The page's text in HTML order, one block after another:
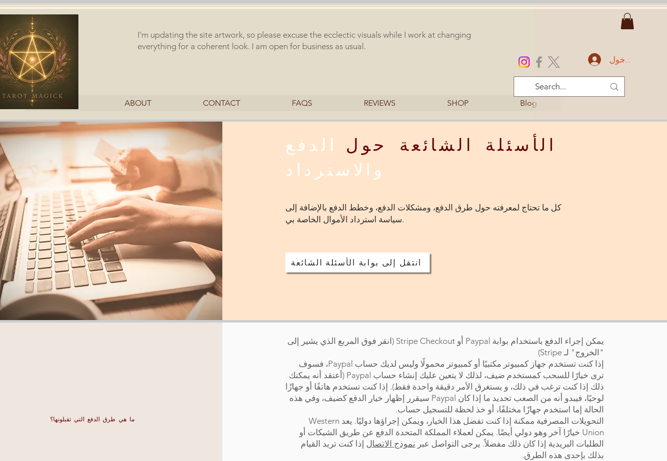
I'm updating the site artwork, so please excuse the ecclectic visuals while I work at changing
everything for a coherent look. I am open for business as usual.
HOME ABOUT CONTACT FAQS REVIEWS SHOP Blog
تسجيل الدخول
الأسئلة الشائعة حول
الدفع
والاسترداد
كل ما تحتاج لمعرفته حول طرق الدفع، ومشكلات الدفع، وخطط الدفع بالإضافة إلى
سياسة استرداد الأموال الخاصة بي.
انتقل إلى بوابة الأسئلة الشائعة
ما هي طرق الدفع التي تقبلونها؟
يمكن إجراء الدفع باستخدام بوابة Paypal أو Stripe Checkout (انقر فوق المربع الذي يشير إلى
"الخروج" لـ Stripe)
إذا كنت تستخدم جهاز كمبيوتر مكتبيًا أو كمبيوتر محمولًا وليس لديك حساب Paypal، فسوف
ترى خيارًا للسحب كمستخدم ضيف، لذلك لا يتعين عليك إنشاء حساب Paypal (أعتقد أنه يمكنك
ذلك إذا كنت ترغب في ذلك، و يستغرق الأمر دقيقة واحدة فقط). إذا كنت تستخدم هاتفًا أو جهازًا
لوحيًا، فيبدو أنه من الصعب تحديد ما إذا كان Paypal سيقرر إظهار خيار الدفع كضيف، وفي هذه
الحالة إما استخدم جهازًا مختلفًا، أو خذ لحظة للتسجيل حساب.
التحويلات المصرفية ممكنة إذا كنت تفضل هذا الخيار، ويمكن إجراؤها دوليًا. يعد Western
Union خيارًا آخر وهو دولي أيضًا. يمكن لعملاء المملكة المتحدة الدفع عن طريق الشيكات أو
الطلبات البريدية إذا كان ذلك مفضلاً. يرجى التواصل عبر نموذج الاتصال إذا كنت تريد القيام
بذلك بإحدى هذه الطرق.